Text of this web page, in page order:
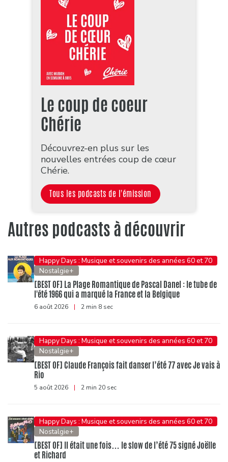
Le coup de coeur
Chérie
Découvrez-en plus sur les
nouvelles entrées coup de cœur
Chérie.
Tous les podcasts de l'émission
Autres podcasts à découvrir
Happy Days : Musique et souvenirs des années 60 et 70
Nostalgie+
[BEST OF] La Plage Romantique de Pascal Danel : le tube de
l'été 1966 qui a marqué la France et la Belgique
6 août 2026 | 2 min 8 sec
Happy Days : Musique et souvenirs des années 60 et 70
Nostalgie+
[BEST OF] Claude François fait danser l’été 77 avec Je vais à
Rio
5 août 2026 | 2 min 20 sec
Happy Days : Musique et souvenirs des années 60 et 70
Nostalgie+
[BEST OF] Il était une fois… le slow de l’été 75 signé Joëlle
et Richard